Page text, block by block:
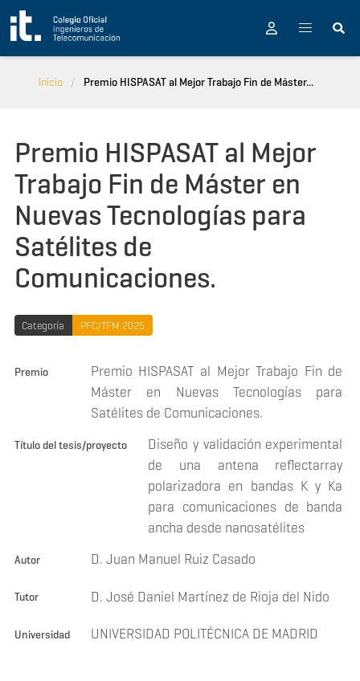
Pasar al contenido principal
Inicio Premio HISPASAT al Mejor Trabajo Fin de Máster...
Premio HISPASAT al Mejor
Trabajo Fin de Máster en
Nuevas Tecnologías para
Satélites de
Comunicaciones.
Categoría PFC/TFM 2025
Premio
Premio HISPASAT al Mejor Trabajo Fin de
Máster en Nuevas Tecnologías para
Satélites de Comunicaciones.
Título del tesis/proyecto
Diseño y validación experimental
de una antena reflectarray
polarizadora en bandas K y Ka
para comunicaciones de banda
ancha desde nanosatélites
Autor D. Juan Manuel Ruiz Casado
Tutor D. José Daniel Martínez de Rioja del Nido
Universidad UNIVERSIDAD POLITÉCNICA DE MADRID